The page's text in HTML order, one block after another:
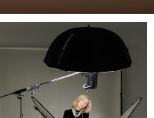
günstiger Einweg-
entfernte die Standfüße,
jedes einzelnen Glases
auf einen Bohrer. So
rotierende Konstruktion,
aufnehmen und dann